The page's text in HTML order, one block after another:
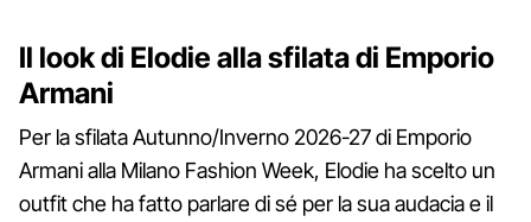
Il look di Elodie alla sfilata di Emporio
Armani
Per la sfilata Autunno/Inverno 2026-27 di Emporio
Armani alla Milano Fashion Week, Elodie ha scelto un
outfit che ha fatto parlare di sé per la sua audacia e il